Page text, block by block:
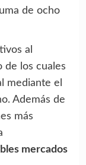
de ocho
al
de los cuales
mediante el
Además de
más
mercados